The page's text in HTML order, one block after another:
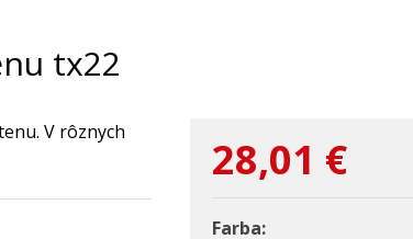
tx22
28,01 €
Farba:
V rôznych